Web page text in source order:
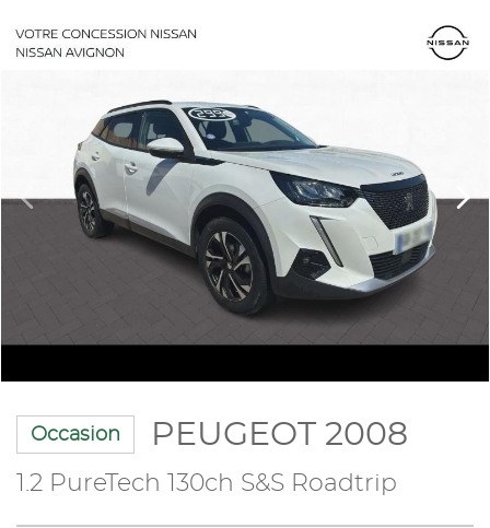
Occasion PEUGEOT 2008
1.2 PureTech 130ch S&S Roadtrip